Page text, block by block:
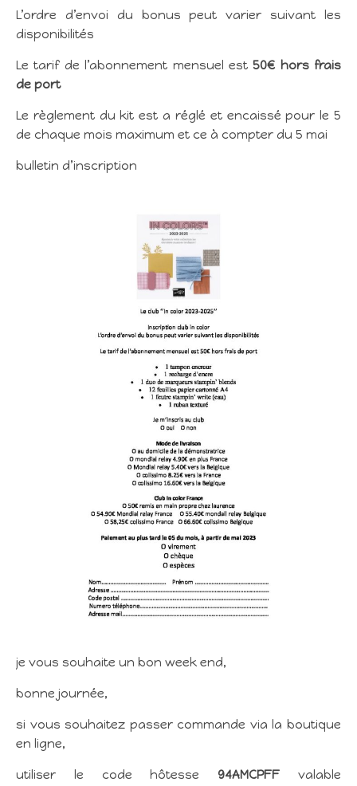
L’ordre d’envoi du bonus peut varier suivant les
disponibilités
Le tarif de l’abonnement mensuel est50€ hors frais
de port
Le règlement du kit est a réglé et encaissé pour le 5
de chaque mois maximum et ce à compter du 5 mai
bulletin d’inscription
je vous souhaite un bon week end,
bonne journée,
si vous souhaitez passer commande via la boutique
en ligne,
utiliser le code hôtesse 94AMCPFF valable